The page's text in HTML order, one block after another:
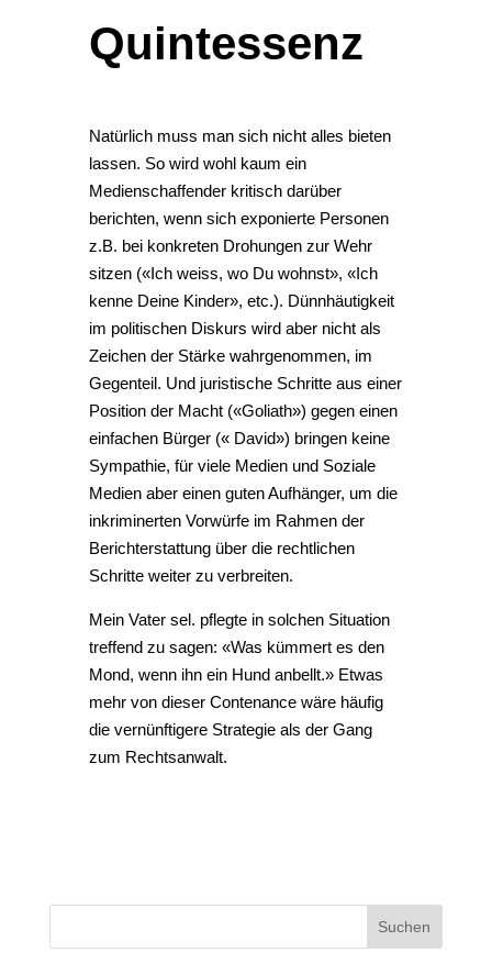
Quintessenz
Natürlich muss man sich nicht alles bieten
lassen. So wird wohl kaum ein
Medienschaffender kritisch darüber
berichten, wenn sich exponierte Personen
z.B. bei konkreten Drohungen zur Wehr
sitzen («Ich weiss, wo Du wohnst», «Ich
kenne Deine Kinder», etc.). Dünnhäutigkeit
im politischen Diskurs wird aber nicht als
Zeichen der Stärke wahrgenommen, im
Gegenteil. Und juristische Schritte aus einer
Position der Macht («Goliath») gegen einen
einfachen Bürger (« David») bringen keine
Sympathie, für viele Medien und Soziale
Medien aber einen guten Aufhänger, um die
inkriminerten Vorwürfe im Rahmen der
Berichterstattung über die rechtlichen
Schritte weiter zu verbreiten.
Mein Vater sel. pflegte in solchen Situation
treffend zu sagen: «Was kümmert es den
Mond, wenn ihn ein Hund anbellt.» Etwas
mehr von dieser Contenance wäre häufig
die vernünftigere Strategie als der Gang
zum Rechtsanwalt.